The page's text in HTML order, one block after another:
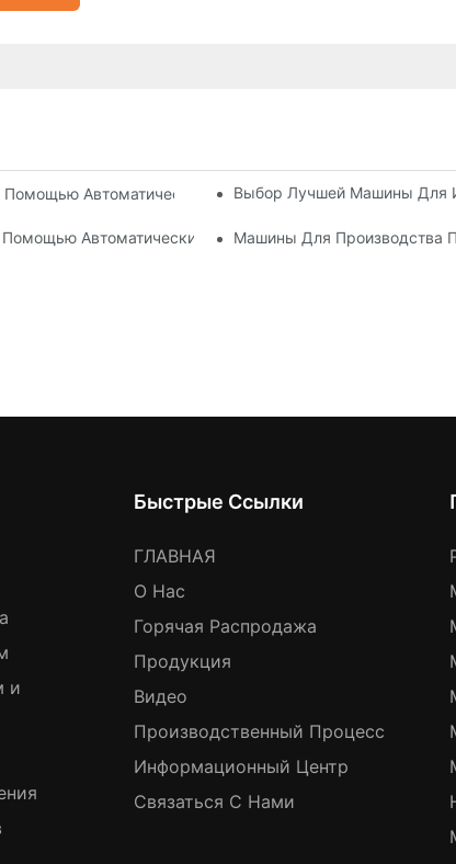
Помощью Автоматических Машин Для Изготовления
Выбор Лучшей Машины Для
Автоматических Машин Для Изготовления
Машины Для Производства
и
Быстрые Ссылки
ГЛАВНАЯ
О Нас
Горячая Распродажа
Продукция
Видео
Производственный Процесс
Информационный Центр
Связаться С Нами